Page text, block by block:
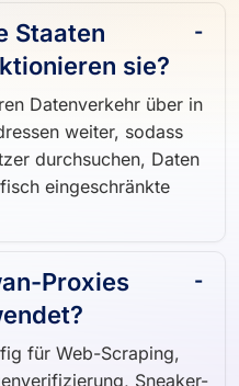
Staaten
sie?
Datenverkehr über in
weiter, sodass
durchsuchen, Daten
eingeschränkte
Proxies
für Web-Scraping,
Sneaker-